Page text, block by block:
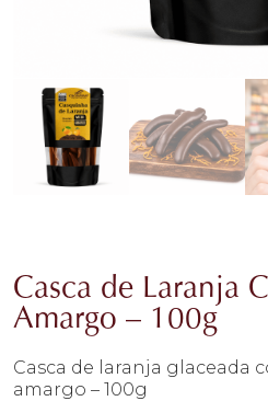
Casca de Laranja
Amargo – 100g
Casca de laranja glaceada
amargo – 100g